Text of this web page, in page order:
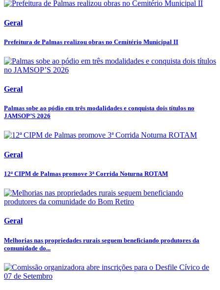
Geral
Prefeitura de Palmas realizou obras no Cemitério Municipal II
Geral
Palmas sobe ao pódio em três modalidades e conquista dois títulos no
JAMSOP’S 2026
Geral
12ª CIPM de Palmas promove 3ª Corrida Noturna ROTAM
Geral
Melhorias nas propriedades rurais seguem beneficiando produtores da
comunidade do...